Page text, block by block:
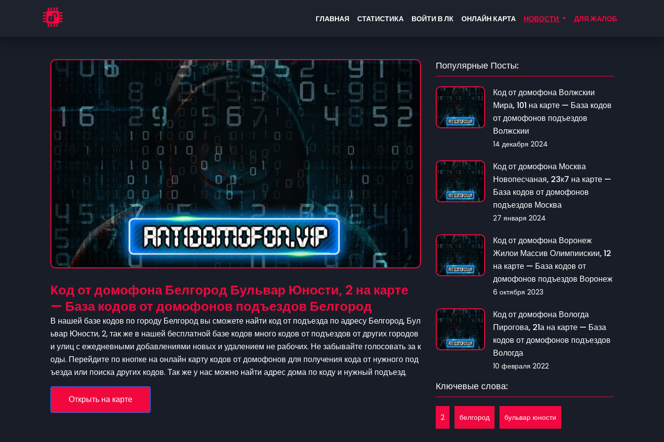
ГЛАВНАЯ СТАТИСТИКА ВОЙТИ В ЛК ОНЛАЙН КАРТА НОВОСТИ ДЛЯ ЖАЛОБ
Код от домофона Белгород Бульвар Юности, 2 на карте
— База кодов от домофонов подъездов Белгород
В нашей базе кодов по городу Белгород вы сможете найти код от подъезда по адресу Белгород, Бул
ьвар Юности, 2, так же в нашей бесплатной базе кодов много кодов от подъездов от других городов
и улиц с ежедневными добавлениями новых и удалением не рабочих. Не забывайте голосовать за к
оды. Перейдите по кнопке на онлайн карту кодов от домофонов для получения кода от нужного под
ъезда или поиска других кодов. Так же у нас можно найти адрес дома по коду и нужный подъезд.
Открыть на карте
Популярные Посты:
Код от домофона Волжскии
Мира, 101 на карте — База кодов
от домофонов подъездов
Волжскии
14 декабря 2024
Код от домофона Москва
Новопесчаная, 23к7 на карте —
База кодов от домофонов
подъездов Москва
27 января 2024
Код от домофона Воронеж
Жилои Массив Олимпиискии, 12
на карте — База кодов от
домофонов подъездов Воронеж
6 октября 2023
Код от домофона Вологда
Пирогова, 21а на карте — База
кодов от домофонов подъездов
Вологда
10 февраля 2022
Ключевые слова:
2 белгород бульвар юности